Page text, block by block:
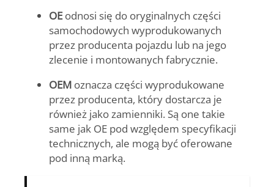
OEodnosi się do oryginalnych części
samochodowych wyprodukowanych
przez producenta pojazdu lub na jego
zlecenie i montowanych fabrycznie.
OEM oznacza części wyprodukowane
przez producenta, który dostarcza je
również jako zamienniki. Są one takie
same jak OE pod względem specyfikacji
technicznych, ale mogą być oferowane
pod inną marką.